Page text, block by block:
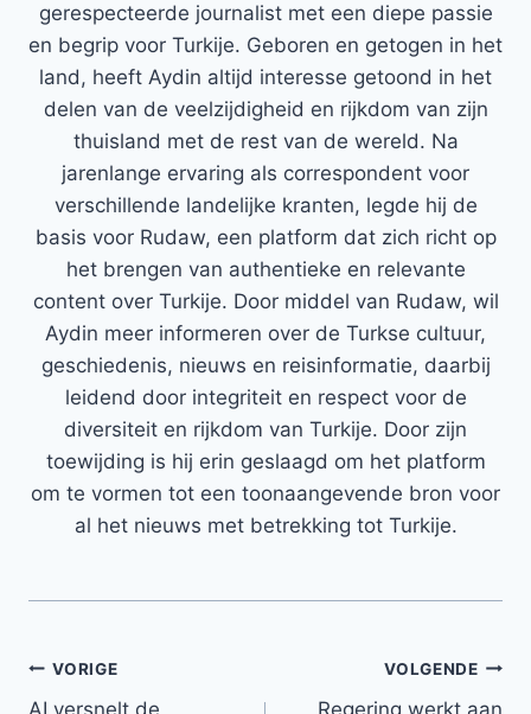
gerespecteerde journalist met een diepe passie
en begrip voor Turkije. Geboren en getogen in het
land, heeft Aydin altijd interesse getoond in het
delen van de veelzijdigheid en rijkdom van zijn
thuisland met de rest van de wereld. Na
jarenlange ervaring als correspondent voor
verschillende landelijke kranten, legde hij de
basis voor Rudaw, een platform dat zich richt op
het brengen van authentieke en relevante
content over Turkije. Door middel van Rudaw, wil
Aydin meer informeren over de Turkse cultuur,
geschiedenis, nieuws en reisinformatie, daarbij
leidend door integriteit en respect voor de
diversiteit en rijkdom van Turkije. Door zijn
toewijding is hij erin geslaagd om het platform
om te vormen tot een toonaangevende bron voor
al het nieuws met betrekking tot Turkije.
Bericht
VORIGE VOLGENDE